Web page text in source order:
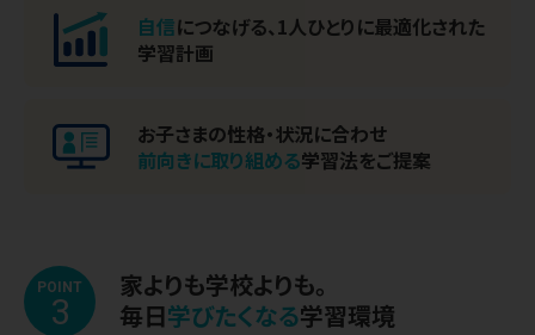
自信につなげる、1人ひとりに最適化された
学習計画
お子さまの性格・状況に合わせ
前向きに取り組める学習法をご提案
POINT
3
家よりも学校よりも。
毎日学びたくなる学習環境